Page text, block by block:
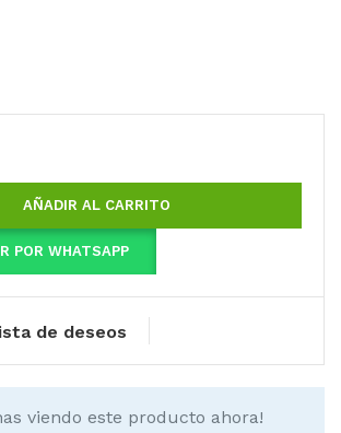
AÑADIR AL CARRITO
POR WHATSAPP
de deseos
viendo este producto ahora!